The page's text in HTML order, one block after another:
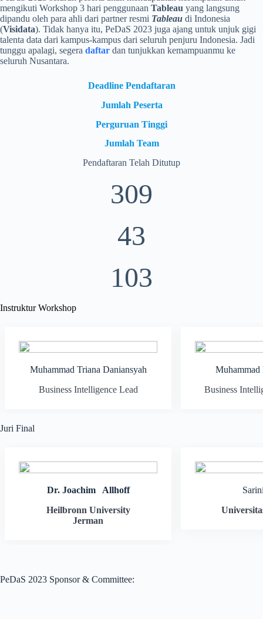
mengikuti Workshop 3 hari penggunaan Tableau yang langsung
dipandu oleh para ahli dari partner resmi Tableau di Indonesia
(Visidata). Tidak hanya itu, PeDaS 2023 juga ajang untuk unjuk gigi
talenta data dari kampus-kampus dari seluruh penjuru Indonesia. Jadi
tunggu apalagi, segera daftar dan tunjukkan kemampuanmu ke
seluruh Nusantara.
Deadline Pendaftaran
Jumlah Peserta
Perguruan Tinggi
Jumlah Team
Pendaftaran Telah Ditutup
309
43
103
Instruktur Workshop
Muhammad Triana Daniansyah
Business Intelligence Lead
Muhammad
Business
Juri Final
Dr. Joachim Allhoff
Heilbronn University
Jerman
PeDaS 2023 Sponsor & Committee: